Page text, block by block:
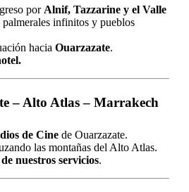
por Alnif, Tazzarine y el Valle
palmerales infinitos y pueblos
hacia Ouarzazate.
– Alto Atlas – Marrakech
de Cine de Ouarzazate.
las montañas del Alto Atlas.
nuestros servicios.